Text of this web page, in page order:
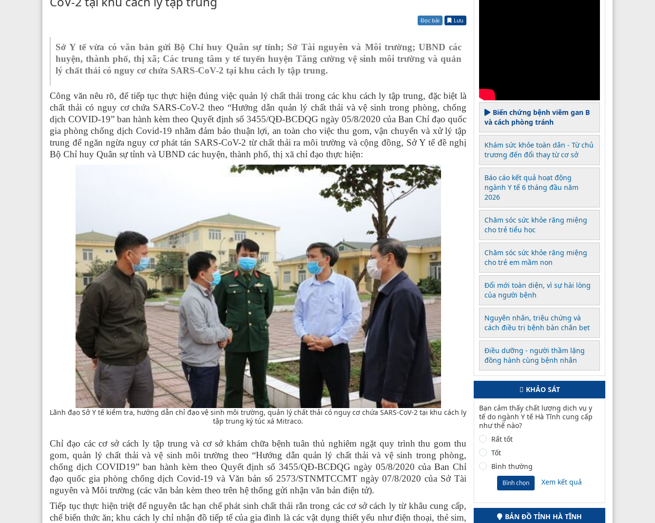
Đọc bài Lưu
Sở Y tế vừa có văn bản gửi Bộ Chỉ huy Quân sự tỉnh; Sở Tài nguyên và Môi trường; UBND các
huyện, thành phố, thị xã; Các trung tâm y tế tuyến huyện Tăng cường vệ sinh môi trường và quản
lý chất thải có nguy cơ chứa SARS-CoV-2 tại khu cách ly tập trung.
Công văn nêu rõ, để tiếp tục thực hiện đúng việc quản lý chất thải trong các khu cách ly tập trung, đặc biệt là
chất thải có nguy cơ chứa SARS-CoV-2 theo “Hướng dẫn quản lý chất thải và vệ sinh trong phòng, chống
dịch COVID-19” ban hành kèm theo Quyết định số 3455/QĐ-BCĐQG ngày 05/8/2020 của Ban Chỉ đạo quốc
gia phòng chống dịch Covid-19 nhằm đảm bảo thuận lợi, an toàn cho việc thu gom, vận chuyển và xử lý tập
trung để ngăn ngừa nguy cơ phát tán SARS-CoV-2 từ chất thải ra môi trường và cộng đồng, Sở Y tế đề nghị
Bộ Chỉ huy Quân sự tỉnh và UBND các huyện, thành phố, thị xã chỉ đạo thực hiện:
Lãnh đạo Sở Y tế kiểm tra, hướng dẫn chỉ đạo vệ sinh môi trường, quản lý chất thải có nguy cơ chứa SARS-CoV-2 tại khu cách ly
tập trung ký túc xá Mitraco.
Chỉ đạo các cơ sở cách ly tập trung và cơ sở khám chữa bệnh tuân thủ nghiêm ngặt quy trình thu gom thu
gom, quản lý chất thải và vệ sinh môi trường theo “Hướng dẫn quản lý chất thải và vệ sinh trong phòng,
chống dịch COVID19” ban hành kèm theo Quyết định số 3455/QĐ-BCĐQG ngày 05/8/2020 của Ban Chỉ
đạo quốc gia phòng chống dịch Covid-19 và Văn bản số 2573/STNMTCCMT ngày 07/8/2020 của Sở Tài
nguyên và Môi trường (các văn bản kèm theo trên hệ thống gửi nhận văn bản điện tử).
Tiếp tục thực hiện triệt để nguyên tắc hạn chế phát sinh chất thải rắn trong các cơ sở cách ly từ khâu cung cấp,
chế biến thức ăn; khu cách ly chỉ nhận đồ tiếp tế của gia đình là các vật dụng thiết yếu như điện thoại, thẻ sim,
Biến chứng bệnh viêm gan B
và cách phòng tránh
Khám sức khỏe toàn dân - Từ chủ
trương đến đổi thay từ cơ sở
Báo cáo kết quả hoạt động
ngành Y tế 6 tháng đầu năm
2026
Chăm sóc sức khỏe răng miệng
cho trẻ tiểu học
Chăm sóc sức khỏe răng miệng
cho trẻ em mầm non
Đổi mới toàn diện, vì sự hài lòng
của người bệnh
Nguyên nhân, triệu chứng và
cách điều trị bệnh bàn chân bẹt
Điều dưỡng - người thầm lặng
đồng hành cùng bệnh nhân
KHẢO SÁT
Bạn cảm thấy chất lượng dịch vụ y
tế do ngành Y tế Hà Tĩnh cung cấp
như thế nào?
Rất tốt
Tốt
Bình thường
Bình chọn Xem kết quả
BẢN ĐỒ TỈNH HÀ TĨNH